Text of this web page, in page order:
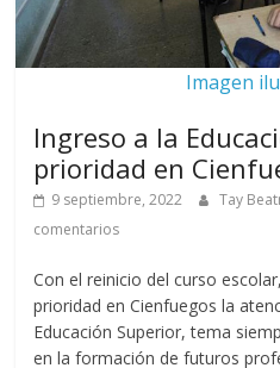
Imagen
Ingreso a la
prioridad en
9 septiembre, 2022 Tay
comentarios
Con el reinicio del curso
prioridad en Cienfuegos la
Educación Superior, tema
en la formación de futuros